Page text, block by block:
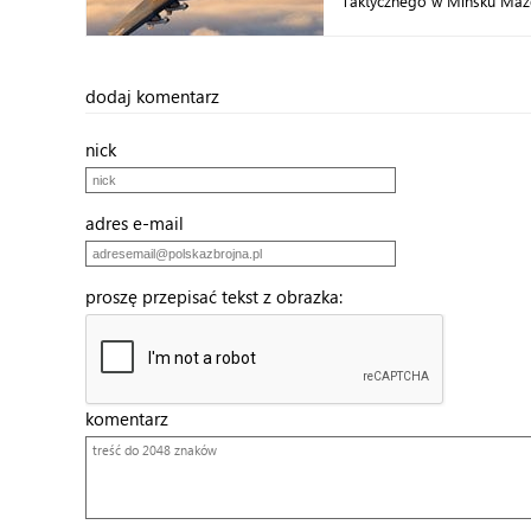
dodaj komentarz
nick
adres e-mail
proszę przepisać tekst z obrazka:
komentarz